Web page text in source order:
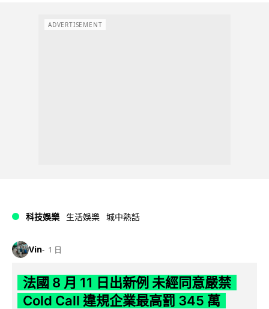
ADVERTISEMENT
科技娛樂 生活娛樂 城中熱話
Vin 1 日
法國 8 月 11 日出新例 未經同意嚴禁
Cold Call 違規企業最高罰 345 萬